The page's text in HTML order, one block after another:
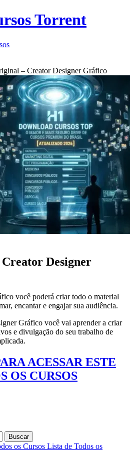
Torrent
– Creator Designer Gráfico
Designer
você poderá criar todo o material
encantar e engajar sua audiência.
Gráfico você vai aprender a criar
e divulgação do seu trabalho de
ACESSAR ESTE
OS CURSOS
Buscar
os Cursos Lista de Todos os